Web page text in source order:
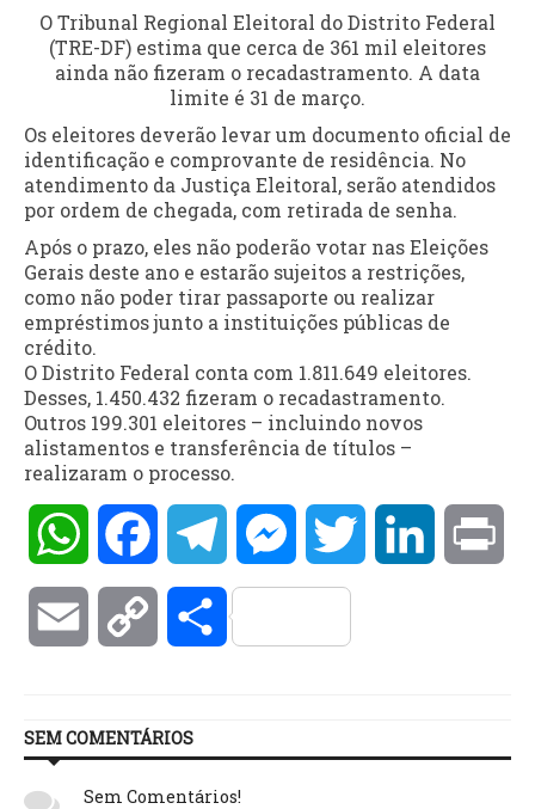
O Tribunal Regional Eleitoral do Distrito Federal
(TRE-DF) estima que cerca de 361 mil eleitores
ainda não fizeram o recadastramento. A data
limite é 31 de março.
Os eleitores deverão levar um documento oficial de
identificação e comprovante de residência. No
atendimento da Justiça Eleitoral, serão atendidos
por ordem de chegada, com retirada de senha.
Após o prazo, eles não poderão votar nas Eleições
Gerais deste ano e estarão sujeitos a restrições,
como não poder tirar passaporte ou realizar
empréstimos junto a instituições públicas de
crédito.
O Distrito Federal conta com 1.811.649 eleitores.
Desses, 1.450.432 fizeram o recadastramento.
Outros 199.301 eleitores – incluindo novos
alistamentos e transferência de títulos –
realizaram o processo.
WhatsAppFacebookTelegramMessengerTwitter LinkedIn
Email Copy Compartilhar
SEM COMENTÁRIOS
Sem Comentários!